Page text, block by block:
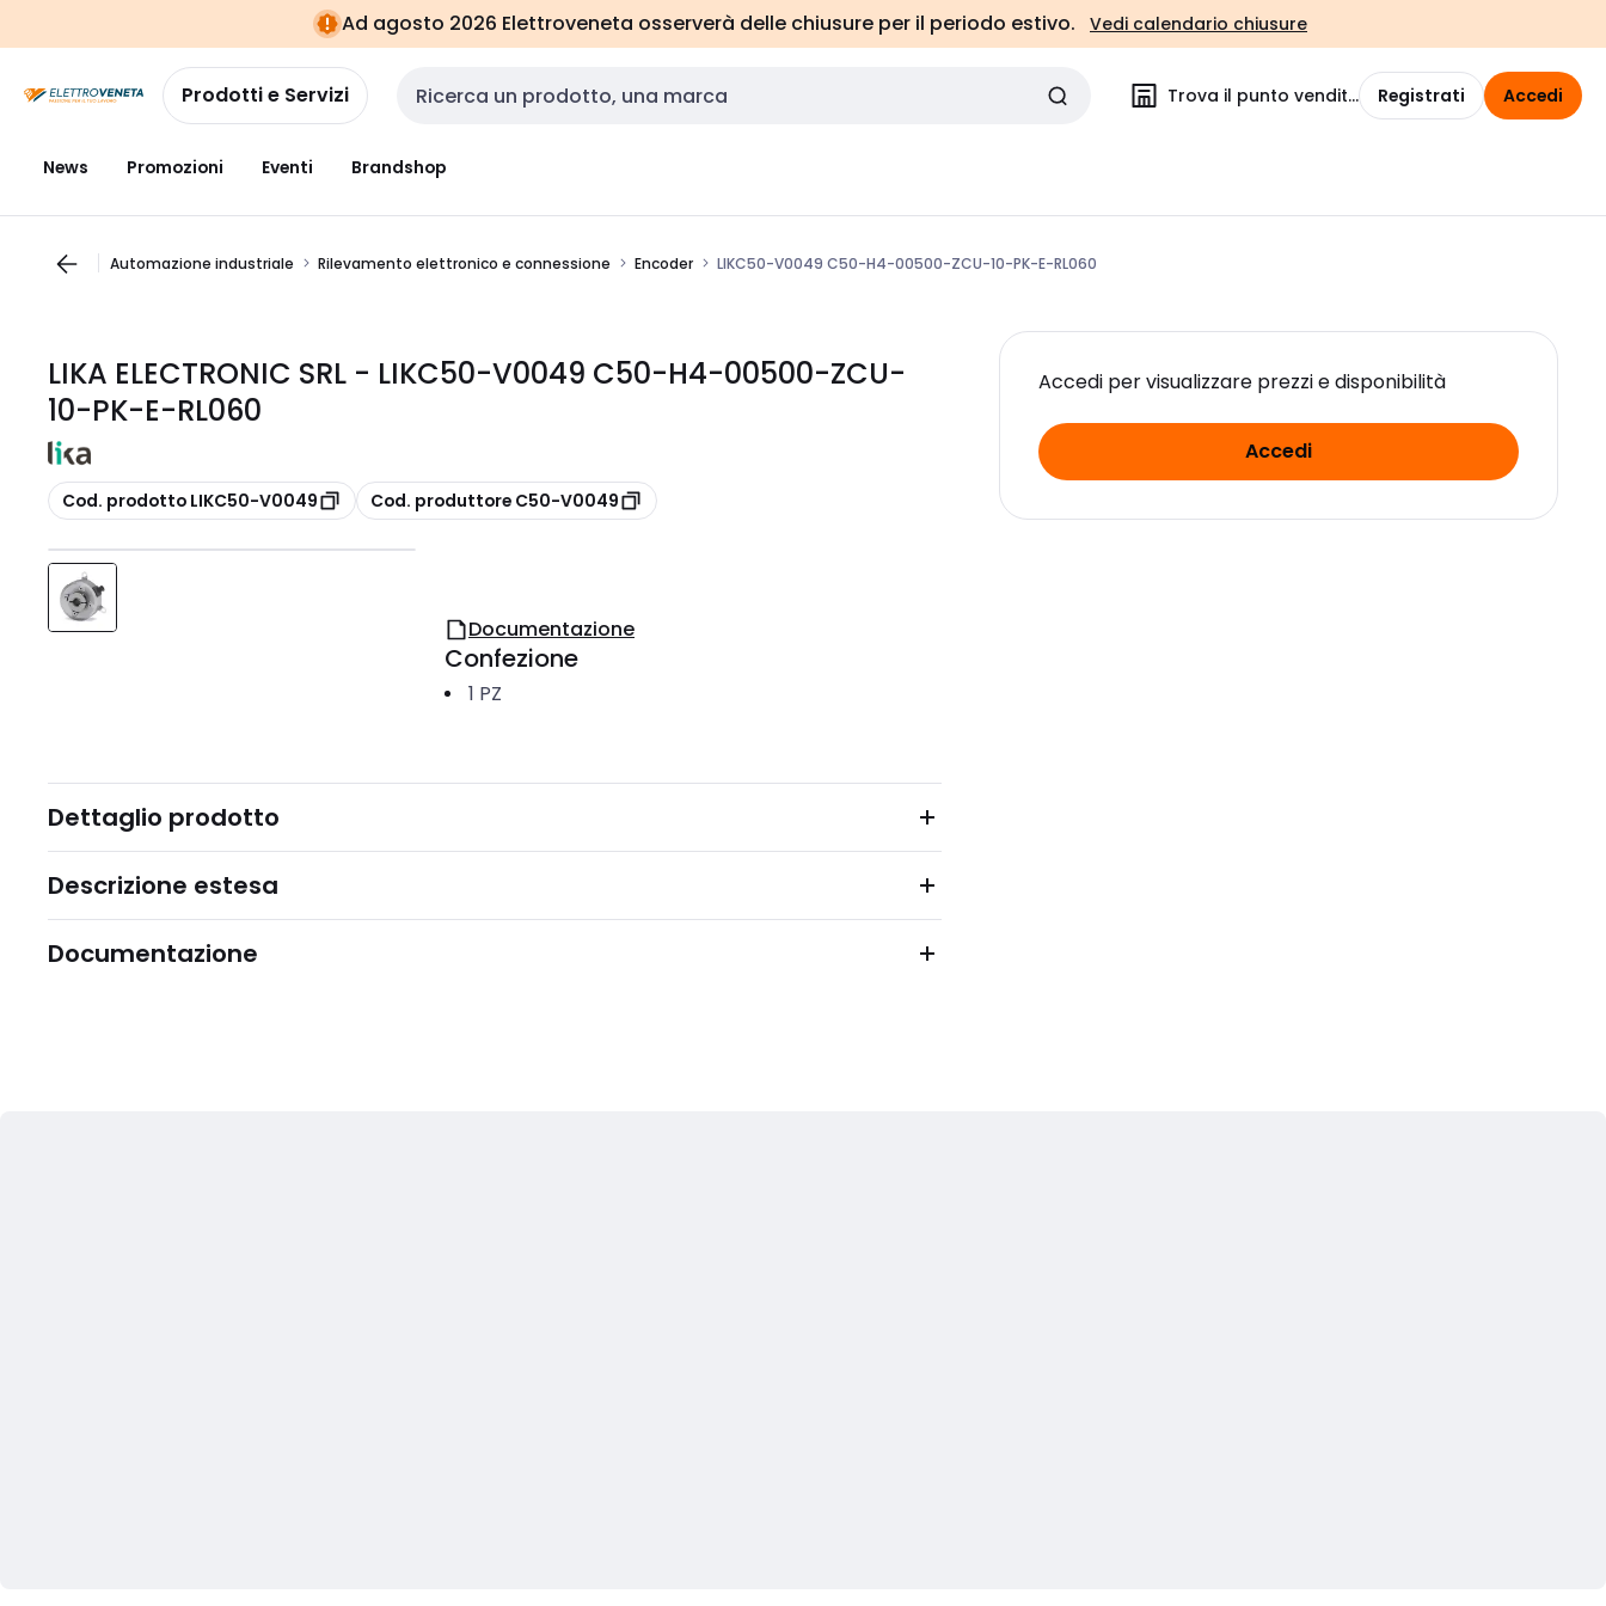
navigazionealla
pagina
Ad agosto 2026 Elettroveneta osserverà delle chiusure per il periodo estivo. Vedi calendario chiusure
Prodotti e Servizi Cerca input Trova il punto vendita Registrati Accedi
News Promozioni Eventi Brandshop
Automazione industriale Rilevamento elettronico e connessione Encoder LIKC50-V0049 C50-H4-00500-ZCU-10-PK-E-RL060
LIKA ELECTRONIC SRL - LIKC50-V0049 C50-H4-00500-ZCU-
10-PK-E-RL060
copia
Cod. prodotto LIKC50-V0049 copia
Cod. produttore C50-V0049
Accedi per visualizzare prezzi e disponibilità
Accedi
Documentazione
Confezione
1 PZ
Dettaglio prodotto
Descrizione estesa
Documentazione